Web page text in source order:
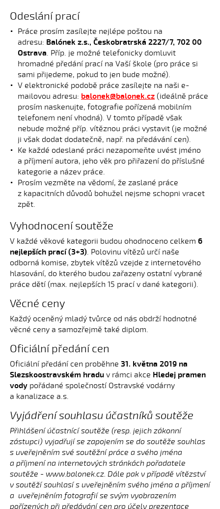
Odeslání prací
Práce prosím zasílejte nejlépe poštou na
adresu: Balónek z.s., Českobratrská 2227/7, 702 00
Ostrava. Příp. je možné telefonicky domluvit
hromadné předání prací na Vaší škole (pro práce si
sami přijedeme, pokud to jen bude možné).
V elektronické podobě práce zasílejte na naši e-
mailovou adresu: balonek@balonek.cz (ideálně práce
prosím naskenujte, fotografie pořízená mobilním
telefonem není vhodná). V tomto případě však
nebude možné příp. vítěznou práci vystavit (je možné
ji však dodat dodatečně, např. na předávání cen).
Ke každé odeslané práci nezapomeňte uvést jméno
a příjmení autora, jeho věk pro přiřazení do příslušné
kategorie a název práce.
Prosím vezměte na vědomí, že zaslané práce
z kapacitních důvodů bohužel nejsme schopni vracet
zpět.
Vyhodnocení soutěže
V každé věkové kategorii budou ohodnoceno celkem 6
nejlepších prací (3+3). Polovinu vítězů určí naše
odborná komise, zbytek vítězů vzejde z internetového
hlasování, do kterého budou zařazeny ostatní vybrané
práce dětí (max. nejlepších 15 prací v dané kategorii).
Věcné ceny
Každý oceněný mladý tvůrce od nás obdrží hodnotné
věcné ceny a samozřejmě také diplom.
Oficiální předání cen
Oficiální předání cen proběhne 31. května 2019 na
Slezskoostravském hradu v rámci akce Hledej pramen
vody pořádané společností Ostravské vodárny
a kanalizace a.s.
Vyjádření souhlasu účastníků soutěže
Přihlášení účastnící soutěže (resp. jejich zákonní
zástupci) vyjadřují se zapojením se do soutěže souhlas
s uveřejněním své soutěžní práce a svého jména
a příjmení na internetových stránkách pořadatele
soutěže - www.balonek.cz. Dále pak v případě vítězství
v soutěží souhlasí s uveřejněním svého jména a příjmení
a uveřejněním fotografií se svým vyobrazením
pořízených při předávání cen pro účely prezentace